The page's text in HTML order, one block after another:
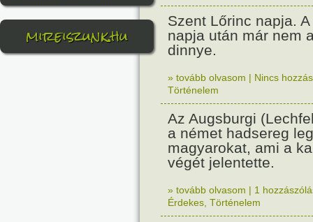
mireiszunk.hu
Szent Lőrinc napja.
napja után már nem
dinnye.
» tovább olvasom | Nincs
Történelem
Az Augsburgi
a német hadsereg
magyarokat, ami a
végét jelentette.
» tovább olvasom | 1
Érdekes Történelem